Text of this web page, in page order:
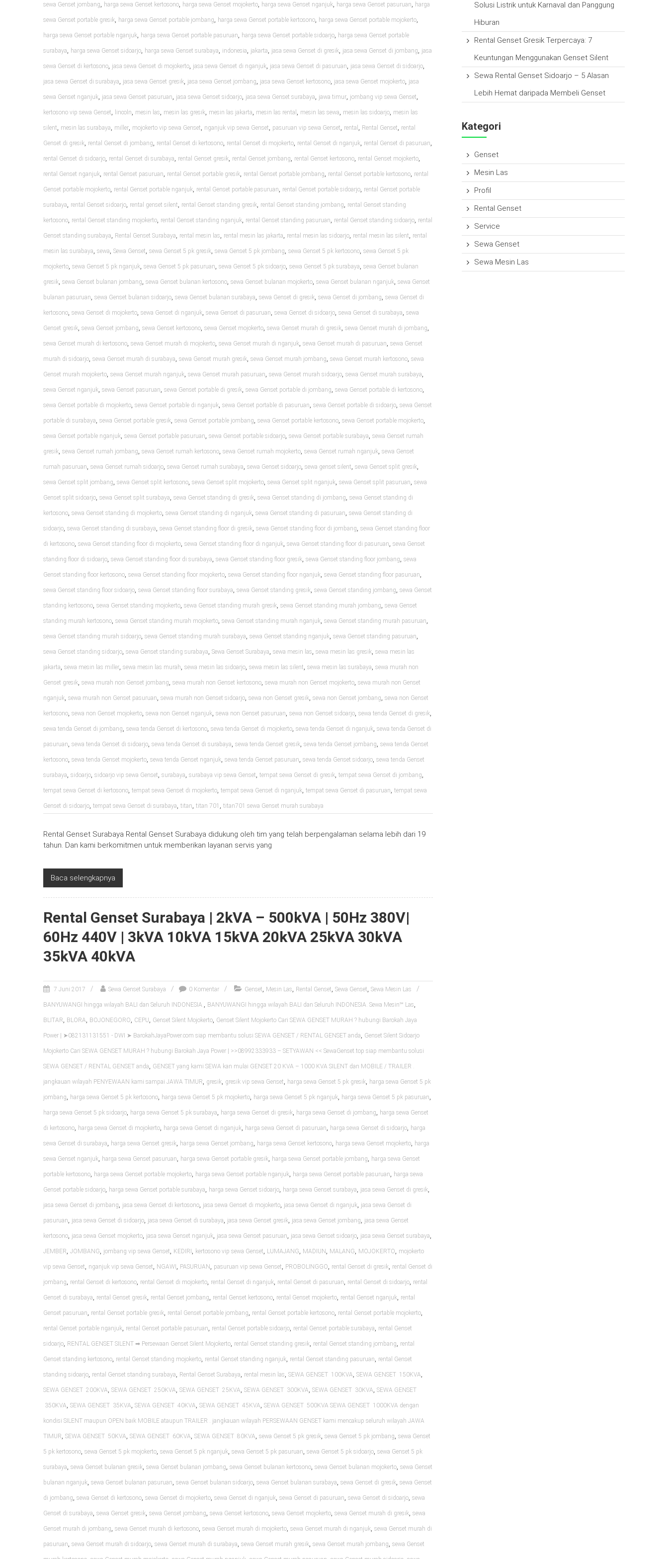
sewa Genset jombang, harga sewa Genset kertosono, harga sewa Genset mojokerto, harga sewa Genset nganjuk, harga sewa Genset pasuruan, harga
sewa Genset portable gresik, harga sewa Genset portable jombang, harga sewa Genset portable kertosono, harga sewa Genset portable mojokerto,
harga sewa Genset portable nganjuk, harga sewa Genset portable pasuruan, harga sewa Genset portable sidoarjo, harga sewa Genset portable
surabaya, harga sewa Genset sidoarjo, harga sewa Genset surabaya, indonesia, jakarta, jasa sewa Genset di gresik, jasa sewa Genset di jombang, jasa
sewa Genset di kertosono, jasa sewa Genset di mojokerto, jasa sewa Genset di nganjuk, jasa sewa Genset di pasuruan, jasa sewa Genset di sidoarjo,
jasa sewa Genset di surabaya, jasa sewa Genset gresik, jasa sewa Genset jombang, jasa sewa Genset kertosono, jasa sewa Genset mojokerto, jasa
sewa Genset nganjuk, jasa sewa Genset pasuruan, jasa sewa Genset sidoarjo, jasa sewa Genset surabaya, jawa timur, jombang vip sewa Genset,
kertosono vip sewa Genset, lincoln, mesin las, mesin las gresik, mesin las jakarta, mesin las rental , mesin las sewa, mesin las sidoarjo, mesin las
silent, mesin las surabaya, miller, mojokerto vip sewa Genset, nganjuk vip sewa Genset, pasuruan vip sewa Genset, rental , Rental Genset, rental
Genset di gresik, rental Genset di jombang, rental Genset di kertosono, rental Genset di mojokerto, rental Genset di nganjuk, rental Genset di pasuruan,
rental Genset di sidoarjo, rental Genset di surabaya, rental Genset gresik, rental Genset jombang, rental Genset kertosono, rental Genset mojokerto,
rental Genset nganjuk, rental Genset pasuruan, rental Genset portable gresik, rental Genset portable jombang, rental Genset portable kertosono, rental
Genset portable mojokerto, rental Genset portable nganjuk, rental Genset portable pasuruan, rental Genset portable sidoarjo, rental Genset portable
surabaya, rental Genset sidoarjo, rental genset silent, rental Genset standing gresik, rental Genset standing jombang, rental Genset standing
kertosono, rental Genset standing mojokerto, rental Genset standing nganjuk, rental Genset standing pasuruan, rental Genset standing sidoarjo, rental
Genset standing surabaya, Rental Genset Surabaya, rental mesin las, rental mesin las jakarta, rental mesin las sidoarjo, rental mesin las silent, rental
mesin las surabaya, sewa, Sewa Genset, sewa Genset 5 pk gresik, sewa Genset 5 pk jombang, sewa Genset 5 pk kertosono, sewa Genset 5 pk
mojokerto, sewa Genset 5 pk nganjuk, sewa Genset 5 pk pasuruan, sewa Genset 5 pk sidoarjo, sewa Genset 5 pk surabaya, sewa Genset bulanan
gresik, sewa Genset bulanan jombang, sewa Genset bulanan kertosono, sewa Genset bulanan mojokerto, sewa Genset bulanan nganjuk, sewa Genset
bulanan pasuruan, sewa Genset bulanan sidoarjo, sewa Genset bulanan surabaya, sewa Genset di gresik, sewa Genset di jombang, sewa Genset di
kertosono, sewa Genset di mojokerto, sewa Genset di nganjuk, sewa Genset di pasuruan, sewa Genset di sidoarjo, sewa Genset di surabaya, sewa
Genset gresik, sewa Genset jombang, sewa Genset kertosono, sewa Genset mojokerto, sewa Genset murah di gresik, sewa Genset murah di jombang,
sewa Genset murah di kertosono, sewa Genset murah di mojokerto, sewa Genset murah di nganjuk, sewa Genset murah di pasuruan, sewa Genset
murah di sidoarjo, sewa Genset murah di surabaya, sewa Genset murah gresik, sewa Genset murah jombang, sewa Genset murah kertosono, sewa
Genset murah mojokerto, sewa Genset murah nganjuk, sewa Genset murah pasuruan, sewa Genset murah sidoarjo, sewa Genset murah surabaya,
sewa Genset nganjuk, sewa Genset pasuruan, sewa Genset portable di gresik, sewa Genset portable di jombang, sewa Genset portable di kertosono,
sewa Genset portable di mojokerto, sewa Genset portable di nganjuk, sewa Genset portable di pasuruan, sewa Genset portable di sidoarjo, sewa Genset
portable di surabaya, sewa Genset portable gresik, sewa Genset portable jombang, sewa Genset portable kertosono, sewa Genset portable mojokerto,
sewa Genset portable nganjuk, sewa Genset portable pasuruan, sewa Genset portable sidoarjo, sewa Genset portable surabaya, sewa Genset rumah
gresik, sewa Genset rumah jombang, sewa Genset rumah kertosono, sewa Genset rumah mojokerto, sewa Genset rumah nganjuk, sewa Genset
rumah pasuruan, sewa Genset rumah sidoarjo, sewa Genset rumah surabaya, sewa Genset sidoarjo, sewa genset silent, sewa Genset split gresik,
sewa Genset split jombang, sewa Genset split kertosono, sewa Genset split mojokerto, sewa Genset split nganjuk, sewa Genset split pasuruan, sewa
Genset split sidoarjo, sewa Genset split surabaya, sewa Genset standing di gresik, sewa Genset standing di jombang, sewa Genset standing di
kertosono, sewa Genset standing di mojokerto, sewa Genset standing di nganjuk, sewa Genset standing di pasuruan, sewa Genset standing di
sidoarjo, sewa Genset standing di surabaya, sewa Genset standing floor di gresik, sewa Genset standing floor di jombang, sewa Genset standing floor
di kertosono, sewa Genset standing floor di mojokerto, sewa Genset standing floor di nganjuk, sewa Genset standing floor di pasuruan, sewa Genset
standing floor di sidoarjo, sewa Genset standing floor di surabaya, sewa Genset standing floor gresik, sewa Genset standing floor jombang, sewa
Genset standing floor kertosono, sewa Genset standing floor mojokerto, sewa Genset standing floor nganjuk, sewa Genset standing floor pasuruan,
sewa Genset standing floor sidoarjo, sewa Genset standing floor surabaya, sewa Genset standing gresik, sewa Genset standing jombang, sewa Genset
standing kertosono, sewa Genset standing mojokerto, sewa Genset standing murah gresik, sewa Genset standing murah jombang, sewa Genset
standing murah kertosono, sewa Genset standing murah mojokerto, sewa Genset standing murah nganjuk, sewa Genset standing murah pasuruan,
sewa Genset standing murah sidoarjo, sewa Genset standing murah surabaya, sewa Genset standing nganjuk, sewa Genset standing pasuruan,
sewa Genset standing sidoarjo, sewa Genset standing surabaya, Sewa Genset Surabaya, sewa mesin las, sewa mesin las gresik, sewa mesin las
jakarta, sewa mesin las miller, sewa mesin las murah, sewa mesin las sidoarjo, sewa mesin las silent, sewa mesin las surabaya, sewa murah non
Genset gresik, sewa murah non Genset jombang, sewa murah non Genset kertosono, sewa murah non Genset mojokerto, sewa murah non Genset
nganjuk, sewa murah non Genset pasuruan, sewa murah non Genset sidoarjo, sewa non Genset gresik, sewa non Genset jombang, sewa non Genset
kertosono, sewa non Genset mojokerto, sewa non Genset nganjuk, sewa non Genset pasuruan, sewa non Genset sidoarjo, sewa tenda Genset di gresik,
sewa tenda Genset di jombang, sewa tenda Genset di kertosono, sewa tenda Genset di mojokerto, sewa tenda Genset di nganjuk, sewa tenda Genset di
pasuruan, sewa tenda Genset di sidoarjo, sewa tenda Genset di surabaya, sewa tenda Genset gresik, sewa tenda Genset jombang, sewa tenda Genset
kertosono, sewa tenda Genset mojokerto, sewa tenda Genset nganjuk, sewa tenda Genset pasuruan, sewa tenda Genset sidoarjo, sewa tenda Genset
surabaya, sidoarjo, sidoarjo vip sewa Genset, surabaya, surabaya vip sewa Genset, tempat sewa Genset di gresik, tempat sewa Genset di jombang,
tempat sewa Genset di kertosono, tempat sewa Genset di mojokerto, tempat sewa Genset di nganjuk, tempat sewa Genset di pasuruan, tempat sewa
Genset di sidoarjo, tempat sewa Genset di surabaya, titan, titan 701 , titan701 sewa Genset murah surabaya
Rental Genset Surabaya Rental Genset Surabaya didukung oleh tim yang telah berpengalaman selama lebih dari 19
tahun. Dan kami berkomitmen untuk memberikan layanan servis yang
Baca selengkapnya
Rental Genset Surabaya | 2kVA – 500kVA | 50Hz 380V|
60Hz 440V | 3kVA 10kVA 15kVA 20kVA 25kVA 30kVA
35kVA 40kVA
7 Juni 2017 Sewa Genset Surabaya 0 Komentar Genset, Mesin Las, Rental Genset, Sewa Genset, Sewa Mesin Las
BANYUWANGI hingga wilayah BALI dan Seluruh INDONESIA., BANYUWANGI hingga wilayah BALI dan Seluruh INDONESIA. Sewa Mesin℠ Las,
BLITAR, BLORA, BOJONEGORO, CEPU, Genset Silent Mojokerto, Genset Silent Mojokerto Cari SEWA GENSET MURAH ? hubungi Barokah Jaya
Power | ➤082131131551 - DWI ➤ BarokahJayaPower.com siap membantu solusi SEWA GENSET / RENTAL GENSET anda, Genset Silent Sidoarjo
Mojokerto Cari SEWA GENSET MURAH ? hubungi Barokah Jaya Power | >>08992333933 – SETYAWAN << SewaGenset.top siap membantu solusi
SEWA GENSET / RENTAL GENSET anda, GENSET yang kami SEWA kan mulai GENSET 20 KVA – 1000 KVA SILENT dan MOBILE / TRAILER .
jangkauan wilayah PENYEWAAN kami sampai JAWA TIMUR, gresik, gresik vip sewa Genset, harga sewa Genset 5 pk gresik, harga sewa Genset 5 pk
jombang, harga sewa Genset 5 pk kertosono, harga sewa Genset 5 pk mojokerto, harga sewa Genset 5 pk nganjuk, harga sewa Genset 5 pk pasuruan,
harga sewa Genset 5 pk sidoarjo, harga sewa Genset 5 pk surabaya, harga sewa Genset di gresik, harga sewa Genset di jombang, harga sewa Genset
di kertosono, harga sewa Genset di mojokerto, harga sewa Genset di nganjuk, harga sewa Genset di pasuruan, harga sewa Genset di sidoarjo, harga
sewa Genset di surabaya, harga sewa Genset gresik, harga sewa Genset jombang, harga sewa Genset kertosono, harga sewa Genset mojokerto, harga
sewa Genset nganjuk, harga sewa Genset pasuruan, harga sewa Genset portable gresik, harga sewa Genset portable jombang, harga sewa Genset
portable kertosono, harga sewa Genset portable mojokerto, harga sewa Genset portable nganjuk, harga sewa Genset portable pasuruan, harga sewa
Genset portable sidoarjo, harga sewa Genset portable surabaya, harga sewa Genset sidoarjo, harga sewa Genset surabaya, jasa sewa Genset di gresik,
jasa sewa Genset di jombang, jasa sewa Genset di kertosono, jasa sewa Genset di mojokerto, jasa sewa Genset di nganjuk, jasa sewa Genset di
pasuruan, jasa sewa Genset di sidoarjo, jasa sewa Genset di surabaya, jasa sewa Genset gresik, jasa sewa Genset jombang, jasa sewa Genset
kertosono, jasa sewa Genset mojokerto, jasa sewa Genset nganjuk, jasa sewa Genset pasuruan, jasa sewa Genset sidoarjo, jasa sewa Genset surabaya,
JEMBER, JOMBANG, jombang vip sewa Genset, KEDIRI , kertosono vip sewa Genset, LUMAJANG, MADIUN , MALANG, MOJOKERTO, mojokerto
vip sewa Genset, nganjuk vip sewa Genset, NGAWI , PASURUAN , pasuruan vip sewa Genset, PROBOLINGGO, rental Genset di gresik, rental Genset di
jombang, rental Genset di kertosono, rental Genset di mojokerto, rental Genset di nganjuk, rental Genset di pasuruan, rental Genset di sidoarjo, rental
Genset di surabaya, rental Genset gresik, rental Genset jombang, rental Genset kertosono, rental Genset mojokerto, rental Genset nganjuk, rental
Genset pasuruan, rental Genset portable gresik, rental Genset portable jombang, rental Genset portable kertosono, rental Genset portable mojokerto,
rental Genset portable nganjuk, rental Genset portable pasuruan, rental Genset portable sidoarjo, rental Genset portable surabaya, rental Genset
sidoarjo, RENTAL GENSET SILENT ➡ Persewaan Genset Silent Mojokerto, rental Genset standing gresik, rental Genset standing jombang, rental
Genset standing kertosono, rental Genset standing mojokerto, rental Genset standing nganjuk, rental Genset standing pasuruan, rental Genset
standing sidoarjo, rental Genset standing surabaya, Rental Genset Surabaya, rental mesin las, SEWA GENSET 100KVA, SEWA GENSET 150KVA,
SEWA GENSET 200KVA, SEWA GENSET 250KVA, SEWA GENSET 25KVA, SEWA GENSET 300KVA, SEWA GENSET 30KVA, SEWA GENSET
350KVA, SEWA GENSET 35KVA, SEWA GENSET 40KVA, SEWA GENSET 45KVA, SEWA GENSET 500KVA SEWA GENSET 1000KVA dengan
kondisi SILENT maupun OPEN baik MOBILE ataupun TRAILER . jangkauan wilayah PERSEWAAN GENSET kami mencakup seluruh wilayah JAWA
TIMUR, SEWA GENSET 50KVA, SEWA GENSET 60KVA, SEWA GENSET 80KVA, sewa Genset 5 pk gresik, sewa Genset 5 pk jombang, sewa Genset
5 pk kertosono, sewa Genset 5 pk mojokerto, sewa Genset 5 pk nganjuk, sewa Genset 5 pk pasuruan, sewa Genset 5 pk sidoarjo, sewa Genset 5 pk
surabaya, sewa Genset bulanan gresik, sewa Genset bulanan jombang, sewa Genset bulanan kertosono, sewa Genset bulanan mojokerto, sewa Genset
bulanan nganjuk, sewa Genset bulanan pasuruan, sewa Genset bulanan sidoarjo, sewa Genset bulanan surabaya, sewa Genset di gresik, sewa Genset
di jombang, sewa Genset di kertosono, sewa Genset di mojokerto, sewa Genset di nganjuk, sewa Genset di pasuruan, sewa Genset di sidoarjo, sewa
Genset di surabaya, sewa Genset gresik, sewa Genset jombang, sewa Genset kertosono, sewa Genset mojokerto, sewa Genset murah di gresik, sewa
Genset murah di jombang, sewa Genset murah di kertosono, sewa Genset murah di mojokerto, sewa Genset murah di nganjuk, sewa Genset murah di
pasuruan, sewa Genset murah di sidoarjo, sewa Genset murah di surabaya, sewa Genset murah gresik, sewa Genset murah jombang, sewa Genset
Solusi Listrik untuk Karnaval dan Panggung
Hiburan
Rental Genset Gresik Terpercaya: 7
Keuntungan Menggunakan Genset Silent
Sewa Rental Genset Sidoarjo – 5 Alasan
Lebih Hemat daripada Membeli Genset
Kategori
Genset
Mesin Las
Profil
Rental Genset
Service
Sewa Genset
Sewa Mesin Las